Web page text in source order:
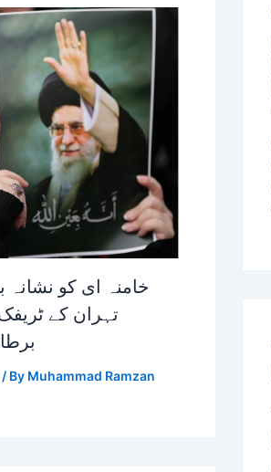
خامنہ ای کو نشانہ
تہران کے
/ By Muhammad Ramzan